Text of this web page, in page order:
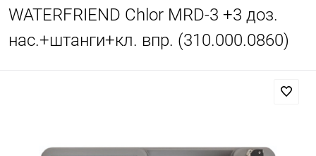
WATERFRIEND Chlor MRD-3 +3 доз.
нас.+штанги+кл. впр. (310.000.0860)